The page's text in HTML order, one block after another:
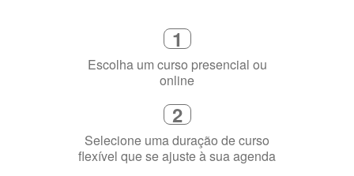
Como funciona
1
Escolha um curso presencial ou
online